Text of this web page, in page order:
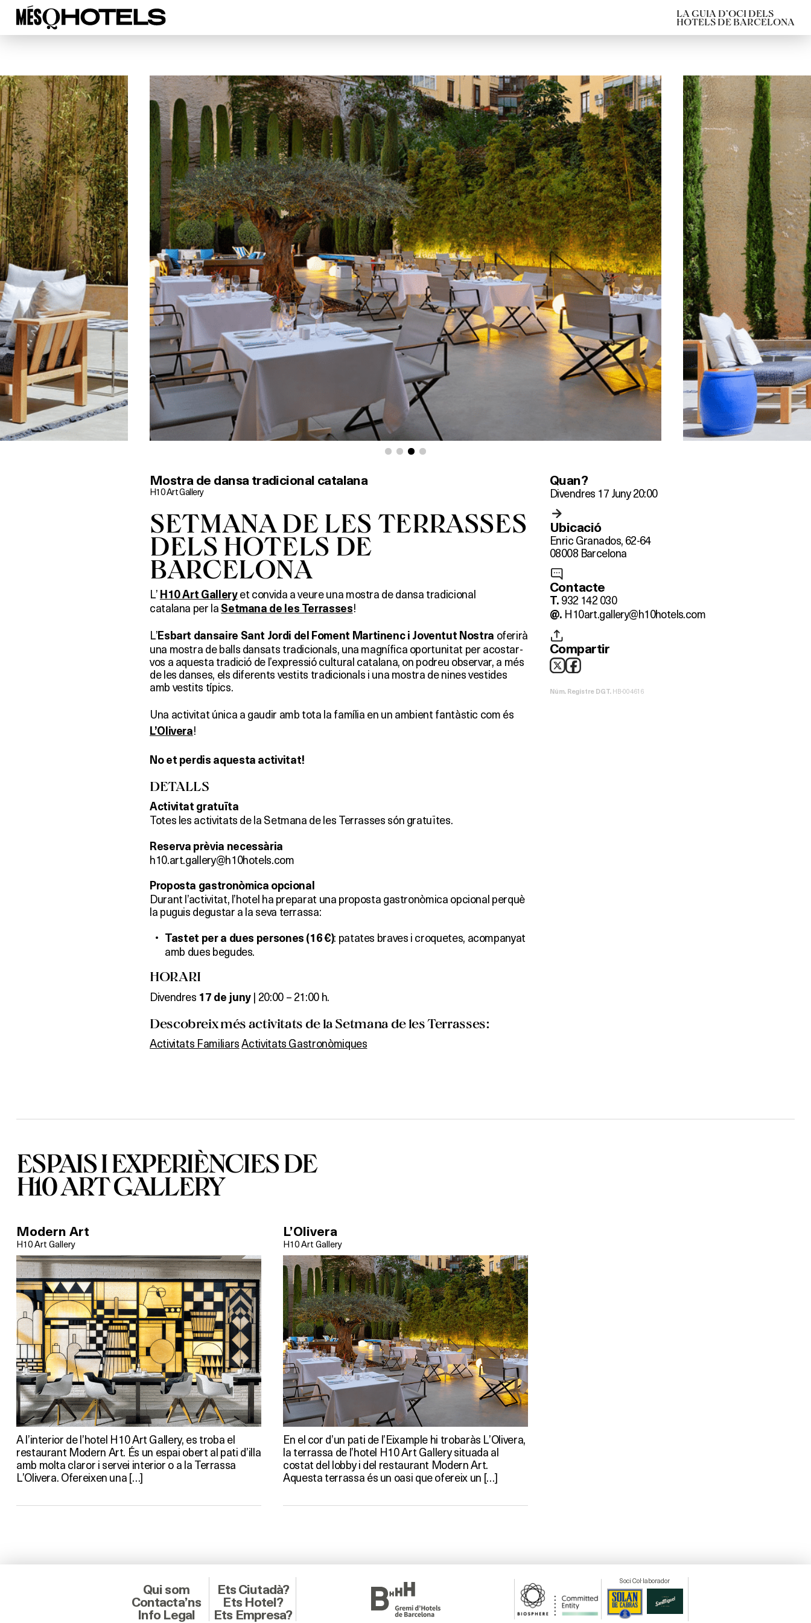
LA GUIA D’OCI DELS
HOTELS DE BARCELONA
Mostra de dansa tradicional catalana
H10 Art Gallery
SETMANA DE LES TERRASSES
DELS HOTELS DE
BARCELONA
L’ H10 Art Gallery et convida a veure una mostra de dansa tradicional
catalana per la Setmana de les Terrasses!
L’Esbart dansaire Sant Jordi del Foment Martinenc i Joventut Nostra oferirà
una mostra de balls dansats tradicionals, una magnífica oportunitat per acostar-
vos a aquesta tradició de l’expressió cultural catalana, on podreu observar, a més
de les danses, els diferents vestits tradicionals i una mostra de nines vestides
amb vestits típics.
Una activitat única a gaudir amb tota la família en un ambient fantàstic com és
L’Olivera!
No et perdis aquesta activitat!
DETALLS
Activitat gratuïta
Totes les activitats de la Setmana de les Terrasses són gratuïtes.
Reserva prèvia necessària
h10.art.gallery@h10hotels.com
Proposta gastronòmica opcional
Durant l’activitat, l’hotel ha preparat una proposta gastronòmica opcional perquè
la puguis degustar a la seva terrassa:
Tastet per a dues persones (16 €): patates braves i croquetes, acompanyat
amb dues begudes.
HORARI
Divendres 17 de juny| 20:00 – 21:00 h.
Descobreix més activitats de la Setmana de les Terrasses:
Activitats FamiliarsActivitats Gastronòmiques
Quan?
Divendres 17 Juny 20:00
Ubicació
Enric Granados, 62-64
08008 Barcelona
Contacte
T. 932 142 030
@. H10art.gallery@h10hotels.com
Compartir
Núm. Registre DGT. HB-004616
ESPAIS I EXPERIÈNCIES DE
H10 ART GALLERY
Modern Art
H10 Art Gallery
A l’interior de l’hotel H10 Art Gallery, es troba el
restaurant Modern Art. És un espai obert al pati d’illa
amb molta claror i servei interior o a la Terrassa
L’Olivera. Ofereixen una […]
L’Olivera
H10 Art Gallery
En el cor d’un pati de l’Eixample hi trobaràs L’Olivera,
la terrassa de l’hotel H10 Art Gallery situada al
costat del lobby i del restaurant Modern Art.
Aquesta terrassa és un oasi que ofereix un […]
Qui som
Contacta’ns
Info Legal
Ets Ciutadà?
Ets Hotel?
Ets Empresa?
Soci Col·laborador